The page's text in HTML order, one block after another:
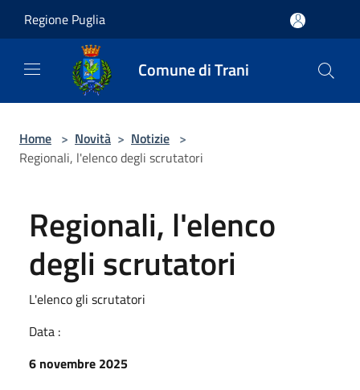
Regione Puglia
Comune di Trani
Home > Novità > Notizie >
Regionali, l'elenco degli scrutatori
Regionali, l'elenco
degli scrutatori
L'elenco gli scrutatori
Data :
6 novembre 2025